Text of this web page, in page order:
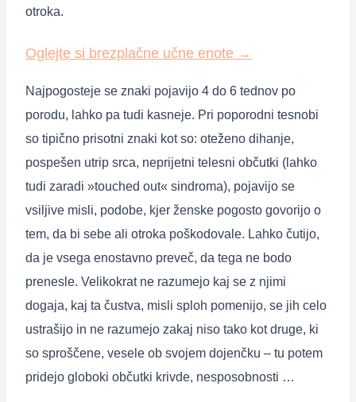
otroka.
Oglejte si brezplačne učne enote →
Najpogosteje se znaki pojavijo 4 do 6 tednov po
porodu, lahko pa tudi kasneje. Pri poporodni tesnobi
so tipično prisotni znaki kot so: oteženo dihanje,
pospešen utrip srca, neprijetni telesni občutki (lahko
tudi zaradi »touched out« sindroma), pojavijo se
vsiljive misli, podobe, kjer ženske pogosto govorijo o
tem, da bi sebe ali otroka poškodovale. Lahko čutijo,
da je vsega enostavno preveč, da tega ne bodo
prenesle. Velikokrat ne razumejo kaj se z njimi
dogaja, kaj ta čustva, misli sploh pomenijo, se jih celo
ustrašijo in ne razumejo zakaj niso tako kot druge, ki
so sproščene, vesele ob svojem dojenčku – tu potem
pridejo globoki občutki krivde, nesposobnosti …